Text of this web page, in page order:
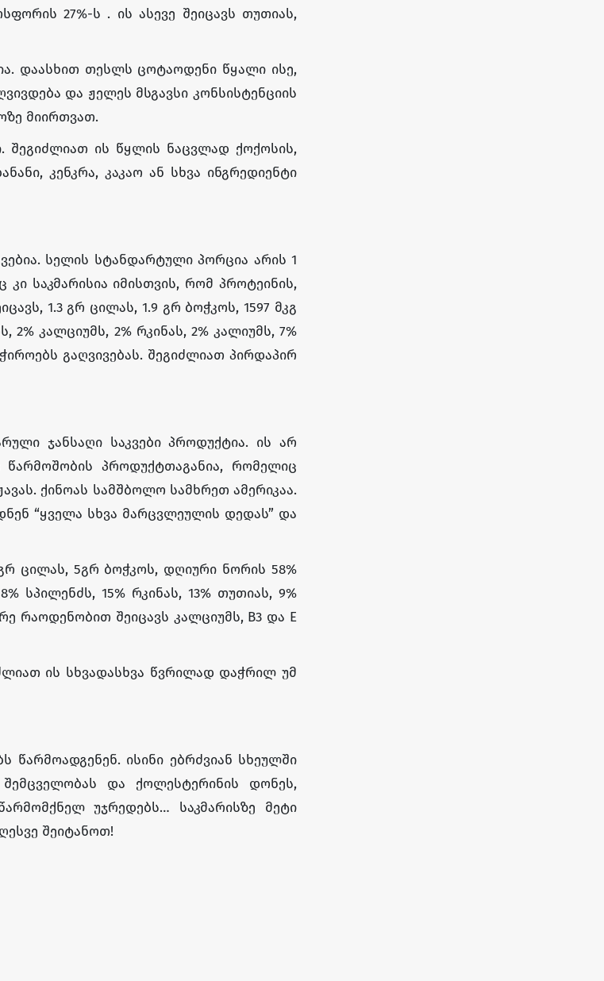
27%-ს . ის ასევე შეიცავს თუთიას,
დაასხით თესლს ცოტაოდენი წყალი ისე,
და ჟელეს მსგავსი კონსისტენციის
მიირთვათ.
შეგიძლიათ ის წყლის ნაცვლად ქოქოსის,
კენკრა, კაკაო ან სხვა ინგრედიენტი
სელის სტანდარტული პორცია არის 1
საკმარისია იმისთვის, რომ პროტეინის,
1.3 გრ ცილას, 1.9 გრ ბოჭკოს, 1597 მკგ
2% კალციუმს, 2% რკინას, 2% კალიუმს, 7%
გაღვივებას. შეგიძლიათ პირდაპირ
ჯანსაღი საკვები პროდუქტია. ის არ
პროდუქტთაგანია, რომელიც
ქინოას სამშბოლო სამხრეთ ამერიკაა.
“ყველა სხვა მარცვლეულის დედას” და
ცილას, 5გრ ბოჭკოს, დღიური ნორის 58%
სპილენძს, 15% რკინას, 13% თუთიას, 9%
რაოდენობით შეიცავს კალციუმს, B3 და E
ის სხვადასხვა წვრილად დაჭრილ უმ
წარმოადგენენ. ისინი ებრძვიან სხეულში
და ქოლესტერინის დონეს,
უჯრედებს… საკმარისზე მეტი
შეიტანოთ!